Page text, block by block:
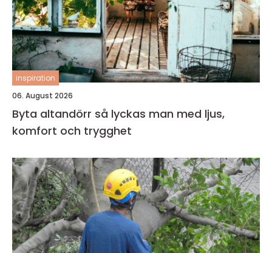
inspiration
06. August 2026
Byta altandörr så lyckas man med ljus,
komfort och trygghet